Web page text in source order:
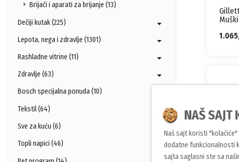
Brijači i aparati za brijanje (13)
Dečiji kutak (225)
Lepota, nega i zdravlje (1301)
Rashladne vitrine (11)
Zdravlje (63)
Bosch specijalna ponuda (10)
Tekstil (64)
Sve za kuću (6)
Topli napici (46)
NAŠ SAJT
Naš sajt koristi
dodatne funkcionalnosti
sajta saglasni ste sa